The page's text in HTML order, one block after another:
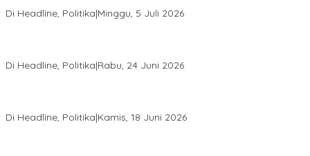
Di Headline, Politika|Minggu, 5 Juli 2026
Di Headline, Politika|Rabu, 24 Juni 2026
Di Headline, Politika|Kamis, 18 Juni 2026